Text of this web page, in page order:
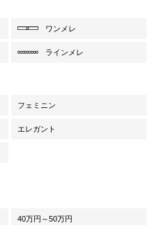
ワンメレ
ラインメレ
フェミニン
エレガント
40万円～50万円